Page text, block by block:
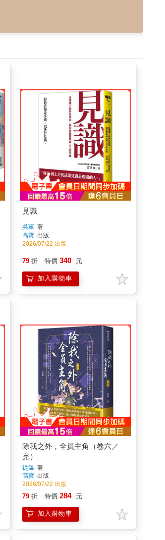
出版
2026/07/22 出版
元
加入購物車
除我之外，全員主角（卷六／
出版
2026/07/22 出版
特價 284 元
加入購物車